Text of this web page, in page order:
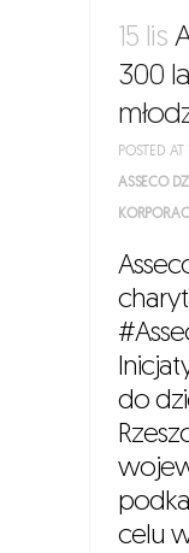
15 lis
300
POSTED AT
ASSECO
do
celu